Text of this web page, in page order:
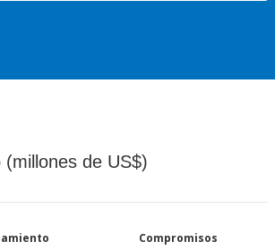
(millones de US$)
Compromisos